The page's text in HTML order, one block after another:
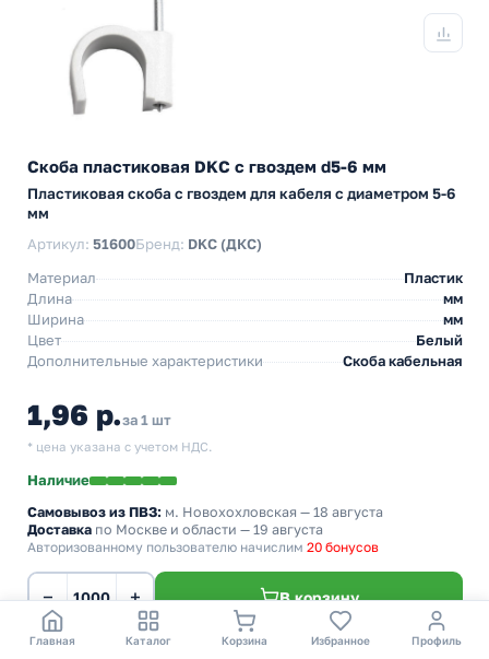
Скоба пластиковая DKC с гвоздем d5-6 мм
Пластиковая скоба с гвоздем для кабеля с диаметром 5-6
мм
Артикул: 51600Бренд: DKC (ДКС)
Материал
Пластик
Длина
мм
Ширина
мм
Цвет
Белый
Дополнительные характеристики
Скоба кабельная
1,96 р.за 1 шт
* цена указана с учетом НДС.
Наличие
Самовывоз из ПВЗ: м. Новохохловская — 18 августа
Доставка по Москве и области — 19 августа
Авторизованному пользователю начислим 20 бонусов
− + В корзину
Главная Каталог Корзина Избранное Профиль